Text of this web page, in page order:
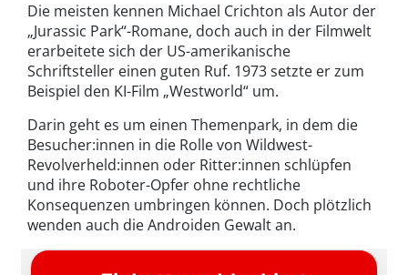
Die meisten kennen Michael Crichton als Autor der
„Jurassic Park“-Romane, doch auch in der Filmwelt
erarbeitete sich der US-amerikanische
Schriftsteller einen guten Ruf. 1973 setzte er zum
Beispiel den KI-Film „Westworld“ um.
Darin geht es um einen Themenpark, in dem die
Besucher:innen in die Rolle von Wildwest-
Revolverheld:innen oder Ritter:innen schlüpfen
und ihre Roboter-Opfer ohne rechtliche
Konsequenzen umbringen können. Doch plötzlich
wenden auch die Androiden Gewalt an.